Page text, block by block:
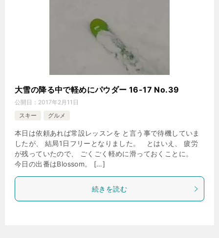
大雪の降る中で軽めにパウダー 16-17 No.39
公開日： 2017年2月11日
スキー
グルメ
本日は依頼あれば常設レッスンを と言う事で待機していま
したが、 結局1日フリーとなりました。 とはいえ、 疲労
が残っていたので、 ごくごく軽めに滑っておくことに。
今日の出番はBlossom。 […]
続きを読む